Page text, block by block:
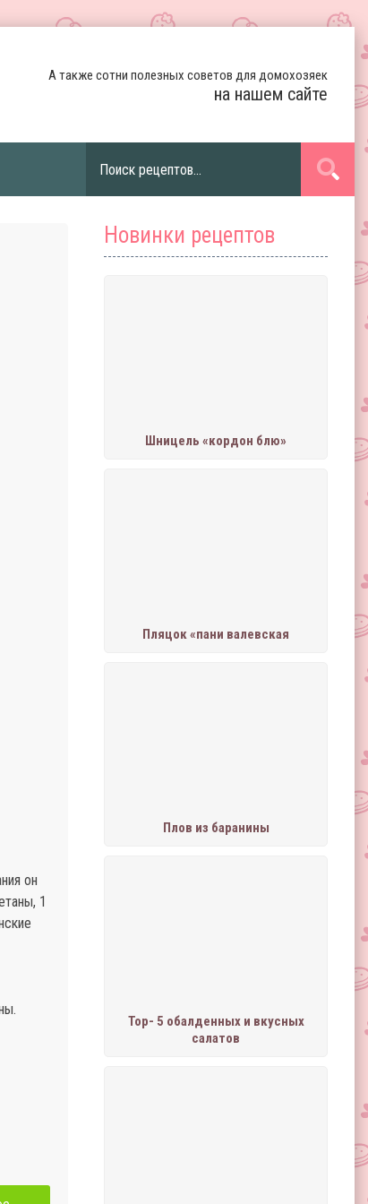
А также сотни полезных советов для домохозяек
на нашем сайте
Новинки рецептов
Шницель «кордон блю»
Пляцок «пани валевская
Плов из баранины
Тор- 5 обалденных и вкусных
салатов
он
1